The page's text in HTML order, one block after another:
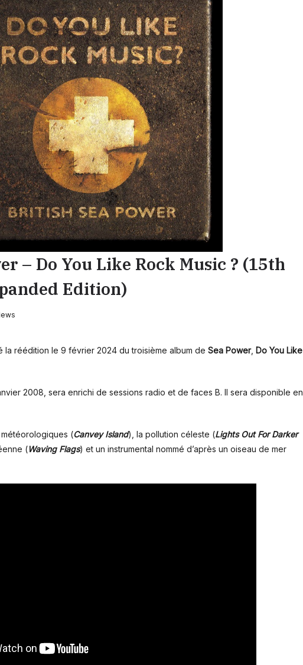
– Do You Like Rock Music ? (15th
Edition)
la réédition le 9 février 2024 du troisième album de Sea Power, Do You Like
2008, sera enrichi de sessions radio et de faces B. Il sera disponible en
météorologiques (Canvey Island), la pollution céleste (Lights Out For Darker
(Waving Flags) et un instrumental nommé d’après un oiseau de mer